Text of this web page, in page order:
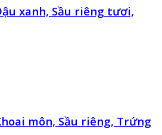
xanh, Sầu riêng tươi,
môn, Sầu riêng, Trứng